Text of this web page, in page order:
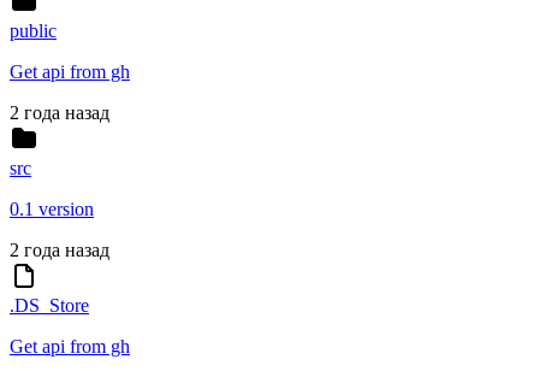
public
Get api from gh
2 года назад
src
0.1 version
2 года назад
.DS_Store
Get api from gh